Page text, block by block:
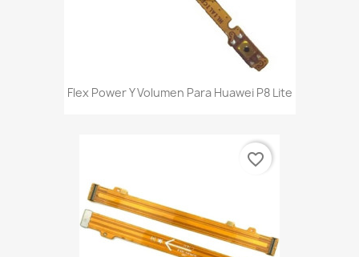
Flex Power Y Volumen Para Huawei P8 Lite
favorite_border